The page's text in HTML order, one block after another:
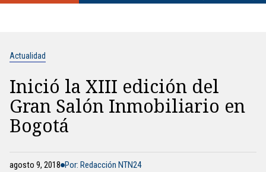
Actualidad
Inició la XIII edición del
Gran Salón Inmobiliario en
Bogotá
agosto 9, 2018 Por: Redacción NTN24